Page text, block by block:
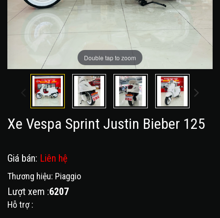
Double tap to zoom
Xe Vespa Sprint Justin Bieber 125
Giá bán: Liên hệ
Thương hiệu: Piaggio
Lượt xem :6207
Hỗ trợ :